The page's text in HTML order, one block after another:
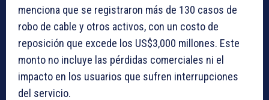
menciona que se registraron más de 130 casos de
robo de cable y otros activos, con un costo de
reposición que excede los US$3,000 millones. Este
monto no incluye las pérdidas comerciales ni el
impacto en los usuarios que sufren interrupciones
del servicio.